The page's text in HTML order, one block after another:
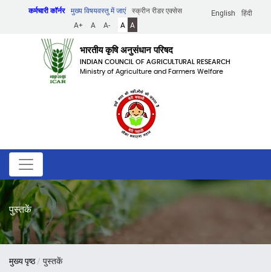
English हिंदी
कर्मचारी कॉर्नर मुख्य विषयवस्तु में जाएं
स्क्रीन रीडर एक्सेस
A+
A A- A A
भारतीय कृषि अनुसंधान परिषद
INDIAN COUNCIL OF AGRICULTURAL RESEARCH
Ministry of Agriculture and Farmers Welfare
पुस्तकें
पग
मुख्य पृष्ठ पुस्तकें